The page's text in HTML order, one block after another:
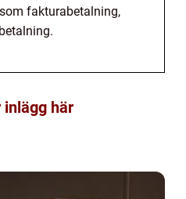
fakturabetalning,
inlägg här